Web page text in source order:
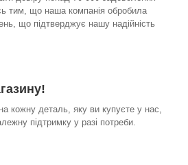
тим, що наша компанія обробила
що підтверджує нашу надійність
кожну деталь, яку ви купуєте у нас,
підтримку у разі потреби.